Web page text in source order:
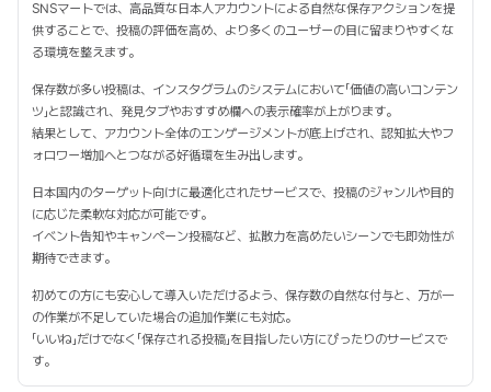
SNSマートでは、高品質な日本人アカウントによる自然な保存アクションを提
供することで、投稿の評価を高め、より多くのユーザーの目に留まりやすくな
る環境を整えます。
保存数が多い投稿は、インスタグラムのシステムにおいて「価値の高いコンテン
ツ」と認識され、発見タブやおすすめ欄への表示確率が上がります。
結果として、アカウント全体のエンゲージメントが底上げされ、認知拡大やフ
ォロワー増加へとつながる好循環を生み出します。
日本国内のターゲット向けに最適化されたサービスで、投稿のジャンルや目的
に応じた柔軟な対応が可能です。
イベント告知やキャンペーン投稿など、拡散力を高めたいシーンでも即効性が
期待できます。
初めての方にも安心して導入いただけるよう、保存数の自然な付与と、万が一
の作業が不足していた場合の追加作業にも対応。
「いいね」だけでなく「保存される投稿」を目指したい方にぴったりのサービスで
す。